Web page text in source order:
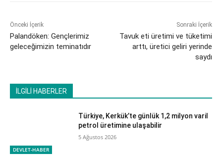
Önceki İçerik
​Palandöken: Gençlerimiz
geleceğimizin teminatıdır
Sonraki İçerik
Tavuk eti üretimi ve tüketimi
arttı, üretici geliri yerinde
saydı
İLGİLİ HABERLER
DEVLET-HABER
Türkiye, Kerkük’te günlük 1,2 milyon varil
petrol üretimine ulaşabilir
5 Ağustos 2026